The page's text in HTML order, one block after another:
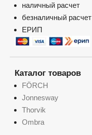
наличный расчет
безналичный расчет
ЕРИП
Каталог товаров
FÖRCH
Jonnesway
Thorvik
Ombra